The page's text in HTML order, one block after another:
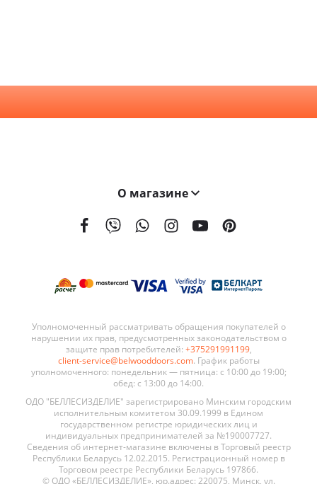
О магазине
Уполномоченный рассматривать обращения покупателей о
нарушении их прав, предусмотренных законодательством о
защите прав потребителей: +375291991199,
client-service@belwooddoors.com. График работы
уполномоченного: понедельник — пятница: с 10:00 до 19:00;
обед: с 13:00 до 14:00.
ОДО "БЕЛЛЕСИЗДЕЛИЕ" зарегистрировано Минским городским
исполнительным комитетом 30.09.1999 в Едином
государственном регистре юридических лиц и
индивидуальных предпринимателей за №190007727.
Сведения об интернет-магазине включены в Торговый реестр
Республики Беларусь 12.02.2015. Регистрационный номер в
Торговом реестре Республики Беларусь 197866.
© ОДО «БЕЛЛЕСИЗДЕЛИЕ», юр.адрес: 220075, Минск, ул.